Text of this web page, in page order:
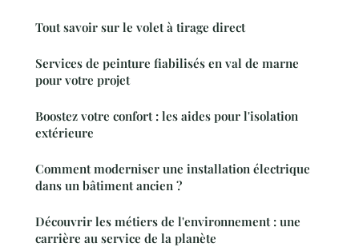
Tout savoir sur le volet à tirage direct
Services de peinture fiabilisés en val de marne
pour votre projet
Boostez votre confort : les aides pour l'isolation
extérieure
Comment moderniser une installation électrique
dans un bâtiment ancien ?
Découvrir les métiers de l'environnement : une
carrière au service de la planète